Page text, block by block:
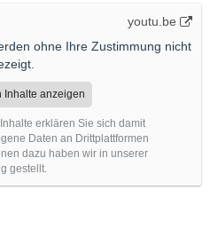
youtu.be
ohne Ihre Zustimmung nicht
Inhalte anzeigen
erklären Sie sich damit
Daten an Drittplattformen
dazu haben wir in unserer
gestellt.